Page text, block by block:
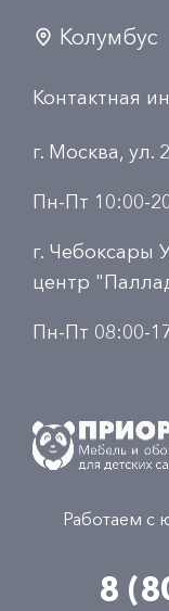
Колумбус
Контактная
г. Москва, ул.
Пн-Пт 10:00-
г. Чебоксары
центр
Пн-Пт 08:00-
Работаем с
8